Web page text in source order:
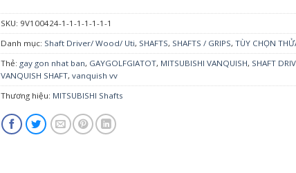
SKU: 9V100424-1-1-1-1-1-1-1
Danh mục: Shaft Driver/ Wood/ Uti, SHAFTS, SHAFTS / GRIPS, TÙY CHỌN
Thẻ: gay gon nhat ban, GAYGOLFGIATOT, MITSUBISHI VANQUISH, SHAFT
VANQUISH SHAFT, vanquish vv
Thương hiệu: MITSUBISHI Shafts